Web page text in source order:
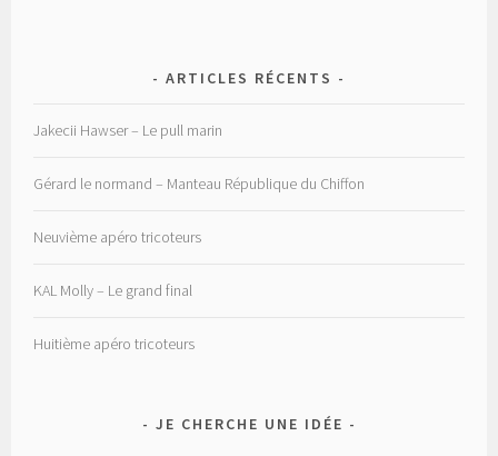
ARTICLES RÉCENTS
Jakecii Hawser – Le pull marin
Gérard le normand – Manteau République du Chiffon
Neuvième apéro tricoteurs
KAL Molly – Le grand final
Huitième apéro tricoteurs
JE CHERCHE UNE IDÉE